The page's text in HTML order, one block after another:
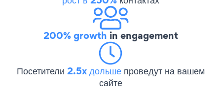
200% growth in engagement
Посетители 2.5x дольше проведут на вашем
сайте